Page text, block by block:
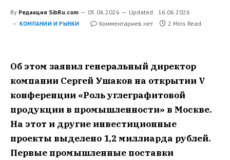
By Редакция SibRu.com 05.06.2026 Updated: 16.06.2026
КОМПАНИИ И РЫНКИ Комментариев нет 2 Mins Read
Об этом заявил генеральный директор
компании Сергей Ушаков на открытии V
конференции «Роль углеграфитовой
продукции в промышленности» в Москве.
На этот и другие инвестиционные
проекты выделено 1,2 миллиарда рублей.
Первые промышленные поставки